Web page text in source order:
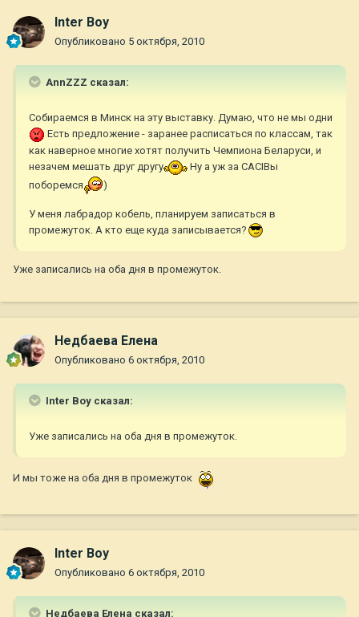
Inter Boy
Опубликовано 5 октября, 2010
AnnZZZ сказал:
Собираемся в Минск на эту выставку. Думаю, что не мы одни
Есть предложение - заранее расписаться по классам, так
как наверное многие хотят получить Чемпиона Беларуси, и
незачем мешать друг другу
Ну а уж за CACIBы
поборемся
)
У меня лабрадор кобель, планируем записаться в
промежуток. А кто еще куда записывается?
Уже записались на оба дня в промежуток.
Недбаева Елена
Опубликовано 6 октября, 2010
Inter Boy сказал:
Уже записались на оба дня в промежуток.
И мы тоже на оба дня в промежуток
Inter Boy
Опубликовано 6 октября, 2010
Недбаева Елена сказал: